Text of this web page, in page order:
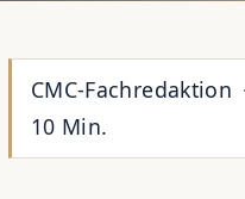
CMC-
10 Min.